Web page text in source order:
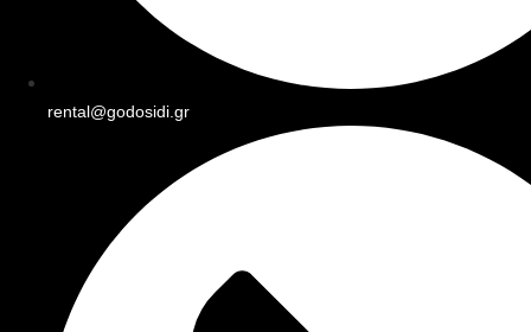
rental@godosidi.gr